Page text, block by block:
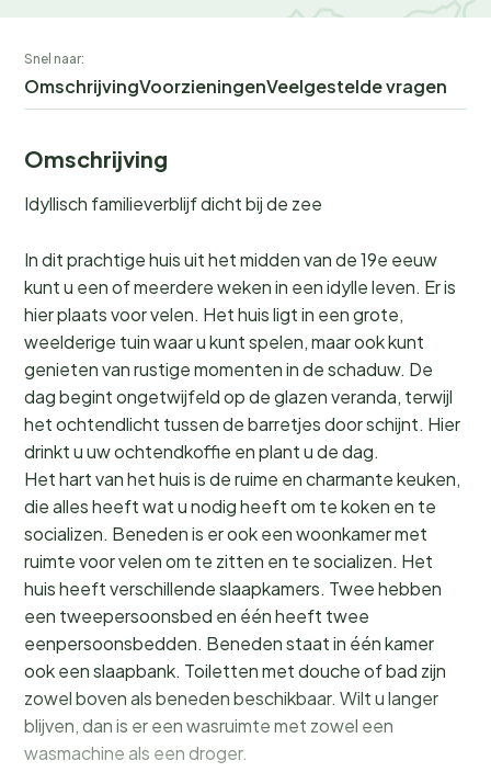
Snel naar:
OmschrijvingVoorzieningenVeelgestelde vragen
Omschrijving
Idyllisch familieverblijf dicht bij de zee
In dit prachtige huis uit het midden van de 19e eeuw
kunt u een of meerdere weken in een idylle leven. Er is
hier plaats voor velen. Het huis ligt in een grote,
weelderige tuin waar u kunt spelen, maar ook kunt
genieten van rustige momenten in de schaduw. De
dag begint ongetwijfeld op de glazen veranda, terwijl
het ochtendlicht tussen de barretjes door schijnt. Hier
drinkt u uw ochtendkoffie en plant u de dag.
Het hart van het huis is de ruime en charmante keuken,
die alles heeft wat u nodig heeft om te koken en te
socializen. Beneden is er ook een woonkamer met
ruimte voor velen om te zitten en te socializen. Het
huis heeft verschillende slaapkamers. Twee hebben
een tweepersoonsbed en één heeft twee
eenpersoonsbedden. Beneden staat in één kamer
ook een slaapbank. Toiletten met douche of bad zijn
zowel boven als beneden beschikbaar. Wilt u langer
blijven, dan is er een wasruimte met zowel een
wasmachine als een droger.